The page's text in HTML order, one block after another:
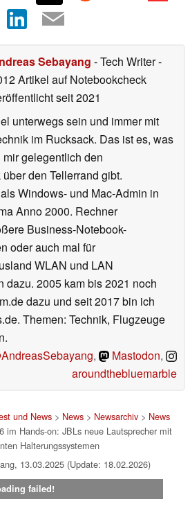
Sebayang - Tech Writer-
Artikel auf Notebookcheck
seit 2021
unterwegs sein und immer mit
im Rucksack. Das ist es, was
gelegentlich den
den Tellerrand gibt.
Windows- und Mac-Admin in
Anno 2000. Rechner
Business-Notebook-
oder auch mal für
WLAN und LAN
dazu. 2005 kam bis 2021 noch
dazu und seit 2017 bin ich
Themen: Technik, Flugzeuge
, Mastodon,
aroundthebluemarble
und News> News> Newsarchiv> News
Hands-on: JBLs neue Lautsprecher mit
Halterungssystemen
13.03.2025 (Update: 18.02.2026)
failed!